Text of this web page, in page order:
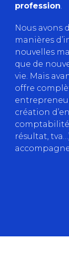
profession
Nous avons
manières
nouvelles
que de
vie. Mais
offre
création
comptabilité
résultat,